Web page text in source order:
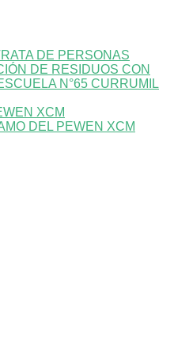
DE PERSONAS
DE RESIDUOS CON
N°65 CURRUMIL
XCM
DEL PEWEN XCM